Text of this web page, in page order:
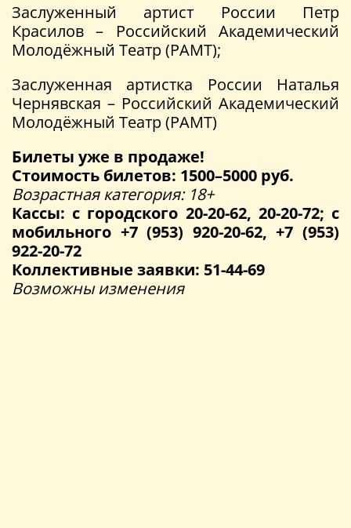
Заслуженный артист России Петр
Красилов – Российский Академический
Молодёжный Театр (РАМТ);
Заслуженная артистка России Наталья
Чернявская – Российский Академический
Молодёжный Театр (РАМТ)
Билеты уже в продаже!
Стоимость билетов: 1500–5000 руб.
Возрастная категория: 18+
Кассы: с городского 20-20-62, 20-20-72; с
мобильного +7 (953) 920-20-62, +7 (953)
922-20-72
Коллективные заявки: 51-44-69
Возможны изменения